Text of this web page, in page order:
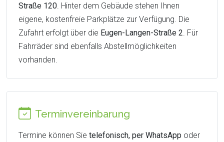
Straße 120. Hinter dem Gebäude stehen Ihnen
eigene, kostenfreie Parkplätze zur Verfügung. Die
Zufahrt erfolgt über die Eugen-Langen-Straße 2. Für
Fahrräder sind ebenfalls Abstellmöglichkeiten
vorhanden.
Terminvereinbarung
Termine können Sie telefonisch, per WhatsApp oder